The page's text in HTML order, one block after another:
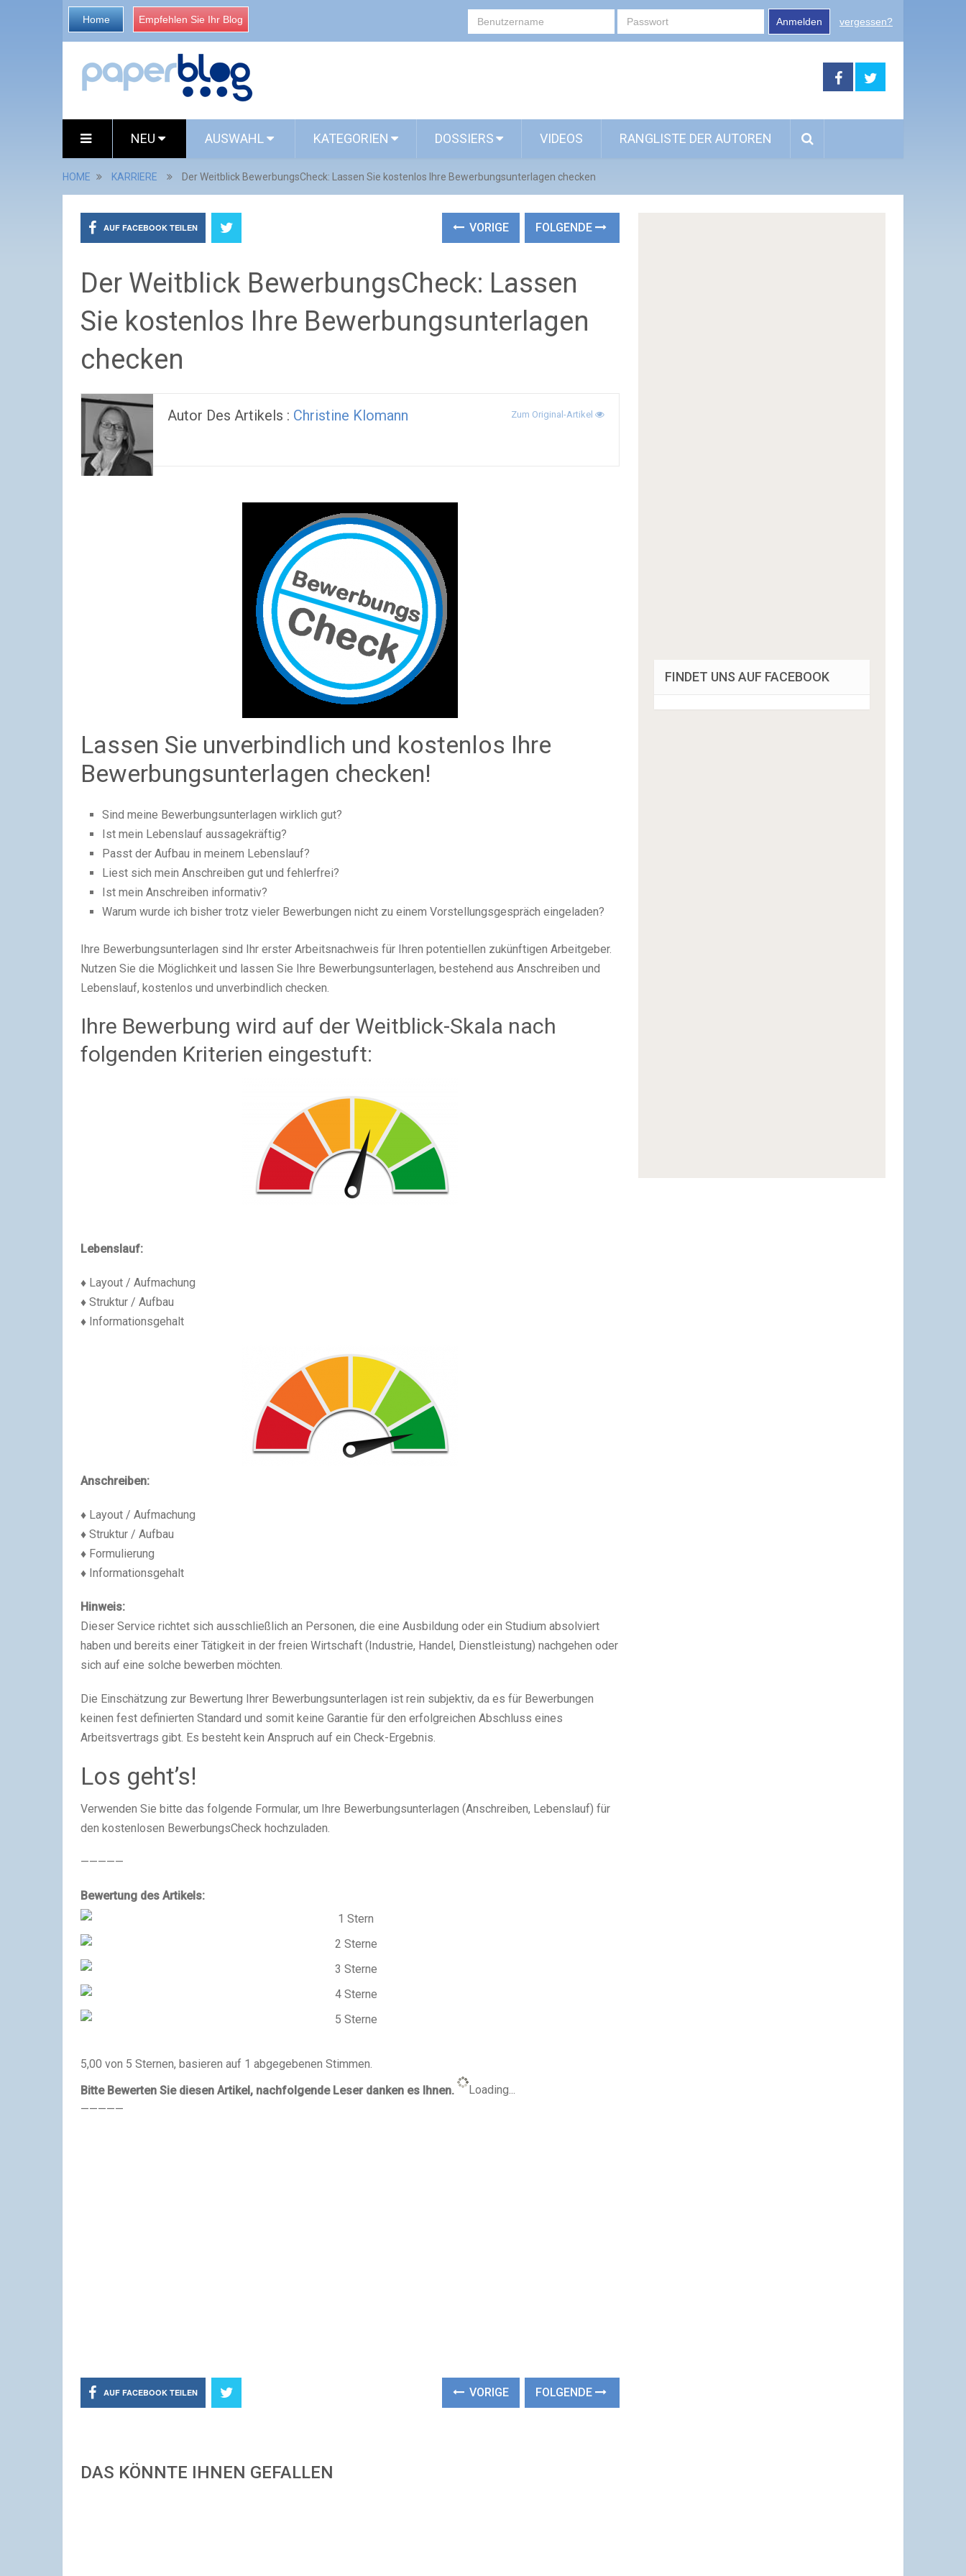
Home Empfehlen Sie Ihr Blog Anmelden vergessen?
NEU AUSWAHL KATEGORIEN DOSSIERS VIDEOS RANGLISTE DER AUTOREN
HOME KARRIERE Der Weitblick BewerbungsCheck: Lassen Sie kostenlos Ihre Bewerbungsunterlagen checken
AUF FACEBOOK TEILEN VORIGE FOLGENDE
Der Weitblick BewerbungsCheck: Lassen
Sie kostenlos Ihre Bewerbungsunterlagen
checken
Autor Des Artikels : Christine Klomann Zum Original-Artikel
Lassen Sie unverbindlich und kostenlos Ihre
Bewerbungsunterlagen checken!
Sind meine Bewerbungsunterlagen wirklich gut?
Ist mein Lebenslauf aussagekräftig?
Passt der Aufbau in meinem Lebenslauf?
Liest sich mein Anschreiben gut und fehlerfrei?
Ist mein Anschreiben informativ?
Warum wurde ich bisher trotz vieler Bewerbungen nicht zu einem Vorstellungsgespräch eingeladen?
Ihre Bewerbungsunterlagen sind Ihr erster Arbeitsnachweis für Ihren potentiellen zukünftigen Arbeitgeber.
Nutzen Sie die Möglichkeit und lassen Sie Ihre Bewerbungsunterlagen, bestehend aus Anschreiben und
Lebenslauf, kostenlos und unverbindlich checken.
Ihre Bewerbung wird auf der Weitblick-Skala nach
folgenden Kriterien eingestuft:
Lebenslauf:
♦ Layout / Aufmachung
♦ Struktur / Aufbau
♦ Informationsgehalt
Anschreiben:
♦ Layout / Aufmachung
♦ Struktur / Aufbau
♦ Formulierung
♦ Informationsgehalt
Hinweis:
Dieser Service richtet sich ausschließlich an Personen, die eine Ausbildung oder ein Studium absolviert
haben und bereits einer Tätigkeit in der freien Wirtschaft (Industrie, Handel, Dienstleistung) nachgehen oder
sich auf eine solche bewerben möchten.
Die Einschätzung zur Bewertung Ihrer Bewerbungsunterlagen ist rein subjektiv, da es für Bewerbungen
keinen fest definierten Standard und somit keine Garantie für den erfolgreichen Abschluss eines
Arbeitsvertrags gibt. Es besteht kein Anspruch auf ein Check-Ergebnis.
Los geht’s!
Verwenden Sie bitte das folgende Formular, um Ihre Bewerbungsunterlagen (Anschreiben, Lebenslauf) für
den kostenlosen BewerbungsCheck hochzuladen.
—————
Bewertung des Artikels:
5,00 von 5 Sternen, basieren auf 1 abgegebenen Stimmen.
Bitte Bewerten Sie diesen Artikel, nachfolgende Leser danken es Ihnen.
Loading...
—————
AUF FACEBOOK TEILEN VORIGE FOLGENDE
DAS KÖNNTE IHNEN GEFALLEN
FINDET UNS AUF FACEBOOK